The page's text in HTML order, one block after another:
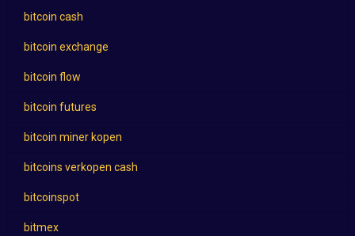
bitcoin cash
bitcoin exchange
bitcoin flow
bitcoin futures
bitcoin miner kopen
bitcoins verkopen cash
bitcoinspot
bitmex